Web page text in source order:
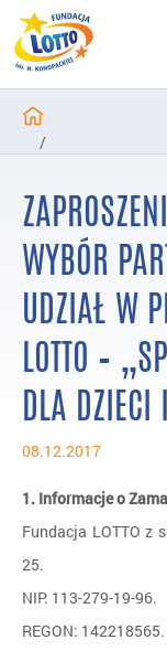
/
/
WYBÓR
UDZIAŁ W
LOTTO –
DLA
08.12.2017
1. Informacje o
Fundacja LOTTO z
25.
NIP: 113-279-19-96.
REGON: 142218565.